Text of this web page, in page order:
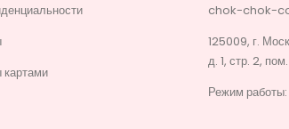
chok-chok-
125009, г.
д. 1, стр. 2,
Режим